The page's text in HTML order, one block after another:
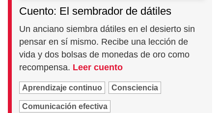
Cuento: El sembrador de dátiles
Un anciano siembra dátiles en el desierto sin
pensar en sí mismo. Recibe una lección de
vida y dos bolsas de monedas de oro como
recompensa. Leer cuento
Aprendizaje continuo Consciencia
Comunicación efectiva